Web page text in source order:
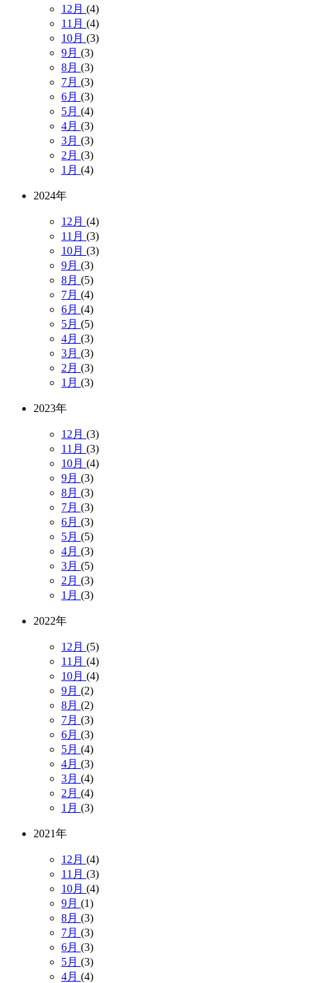
12月 (4)
11月 (4)
10月 (3)
9月 (3)
8月 (3)
7月 (3)
6月 (3)
5月 (4)
4月 (3)
3月 (3)
2月 (3)
1月 (4)
2024年
12月 (4)
11月 (3)
10月 (3)
9月 (3)
8月 (5)
7月 (4)
6月 (4)
5月 (5)
4月 (3)
3月 (3)
2月 (3)
1月 (3)
2023年
12月 (3)
11月 (3)
10月 (4)
9月 (3)
8月 (3)
7月 (3)
6月 (3)
5月 (5)
4月 (3)
3月 (5)
2月 (3)
1月 (3)
2022年
12月 (5)
11月 (4)
10月 (4)
9月 (2)
8月 (2)
7月 (3)
6月 (3)
5月 (4)
4月 (3)
3月 (4)
2月 (4)
1月 (3)
2021年
12月 (4)
11月 (3)
10月 (4)
9月 (1)
8月 (3)
7月 (3)
6月 (3)
5月 (3)
4月 (4)